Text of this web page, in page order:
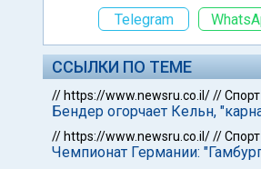
Telegram
ССЫЛКИ ПО ТЕМЕ
// https://www.newsru.co.il///Спорт
Бендер огорчает Кельн,
// https://www.newsru.co.il///Спорт
Чемпионат Германии: